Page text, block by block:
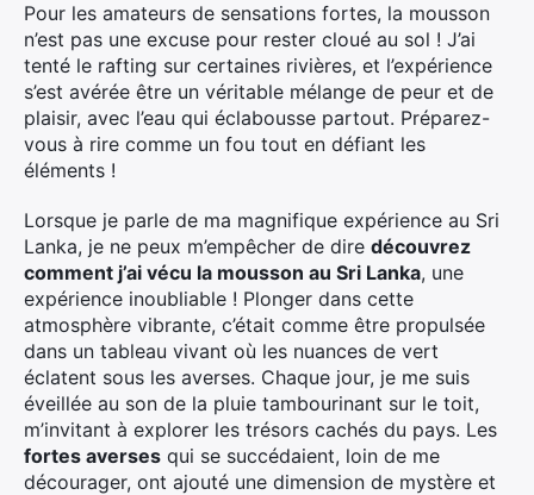
Pour les amateurs de sensations fortes, la mousson
n’est pas une excuse pour rester cloué au sol ! J’ai
tenté le rafting sur certaines rivières, et l’expérience
s’est avérée être un véritable mélange de peur et de
plaisir, avec l’eau qui éclabousse partout. Préparez-
vous à rire comme un fou tout en défiant les
éléments !
Lorsque je parle de ma magnifique expérience au Sri
Lanka, je ne peux m’empêcher de dire découvrez
comment j’ai vécu la mousson au Sri Lanka, une
expérience inoubliable ! Plonger dans cette
atmosphère vibrante, c’était comme être propulsée
dans un tableau vivant où les nuances de vert
éclatent sous les averses. Chaque jour, je me suis
éveillée au son de la pluie tambourinant sur le toit,
m’invitant à explorer les trésors cachés du pays. Les
fortes averses qui se succédaient, loin de me
décourager, ont ajouté une dimension de mystère et